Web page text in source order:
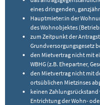
eines dringenden,
Hauptmieter:in der
des Wohnobjektes
zum Zeitpunkt der
Grundversorgungsgesetz
den Mietvertrag nicht mit
WBHG (z.B. Ehepartner,
den Mietvertrag nicht mit
ortsüblichen Mietzinses
keinen
Entrichtung der Wohn-